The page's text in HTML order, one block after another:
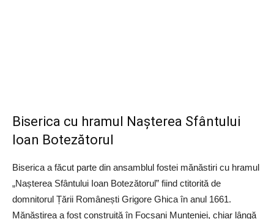
Biserica cu hramul Nașterea Sfântului
Ioan Botezătorul
Biserica a făcut parte din ansamblul fostei mănăstiri cu hramul
„Nașterea Sfântului Ioan Botezătorul” fiind ctitorită de
domnitorul Țării Românești Grigore Ghica în anul 1661.
Mănăstirea a fost construită în Focșani Munteniei, chiar lângă